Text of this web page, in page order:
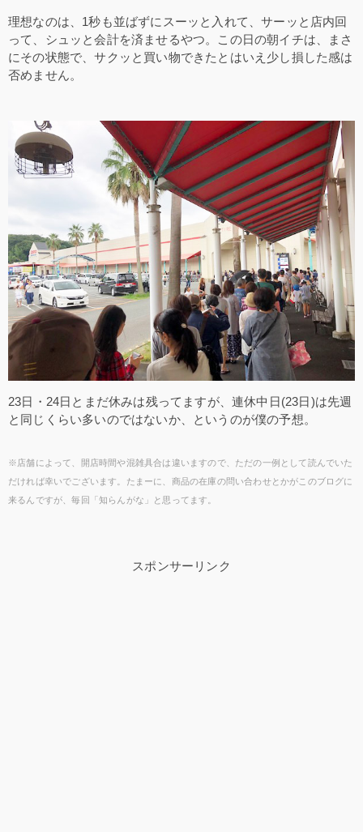
理想なのは、1秒も並ばずにスーッと入れて、サーッと店内回
って、シュッと会計を済ませるやつ。この日の朝イチは、まさ
にその状態で、サクッと買い物できたとはいえ少し損した感は
否めません。
23日・24日とまだ休みは残ってますが、連休中日(23日)は先週
と同じくらい多いのではないか、というのが僕の予想。
※店舗によって、開店時間や混雑具合は違いますので、ただの一例として読んでいた
だければ幸いでございます。たまーに、商品の在庫の問い合わせとかがこのブログに
来るんですが、毎回「知らんがな」と思ってます。
スポンサーリンク